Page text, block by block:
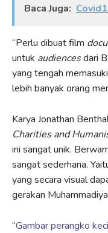
Baca Juga:
“Perlu dibuat film
untuk audiencesdari
yang tengah
lebih banyak orang
Karya Jonathan
Charities and
ini sangat unik.
sangat sederhana.
yang secara visual
gerakan
“Gambar perangko